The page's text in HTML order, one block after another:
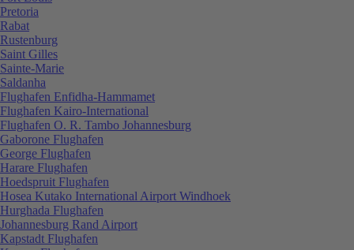
Pretoria
Rabat
Rustenburg
Saint Gilles
Sainte-Marie
Saldanha
Flughafen Enfidha-Hammamet
Flughafen Kairo-International
Flughafen O. R. Tambo Johannesburg
Gaborone Flughafen
George Flughafen
Harare Flughafen
Hoedspruit Flughafen
Hosea Kutako International Airport Windhoek
Hurghada Flughafen
Johannesburg Rand Airport
Kapstadt Flughafen